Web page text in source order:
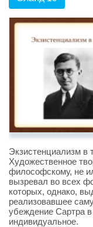
Экзистенциализм в
Художественное
философскому, не
вызревал во всех
которых, однако,
реализовавшее
убеждение Сартра
индивидуальное.